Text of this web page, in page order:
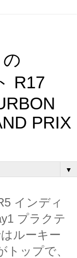
R17
PRIX
▼
インディ
プラクテ
ルーキー
トップで、